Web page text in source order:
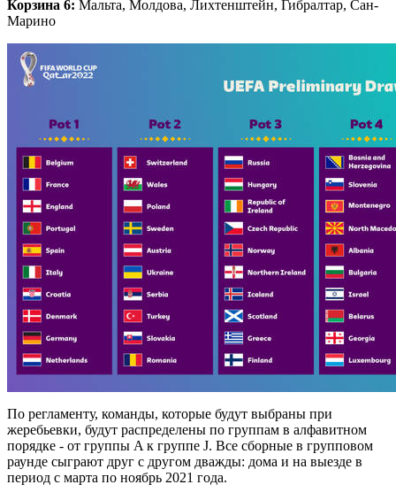
Корзина 6: Мальта, Молдова, Лихтенштейн, Гибралтар, Сан-
Марино
По регламенту, команды, которые будут выбраны при
жеребьевки, будут распределены по группам в алфавитном
порядке - от группы A к группе J. Все сборные в групповом
раунде сыграют друг с другом дважды: дома и на выезде в
период с марта по ноябрь 2021 года.